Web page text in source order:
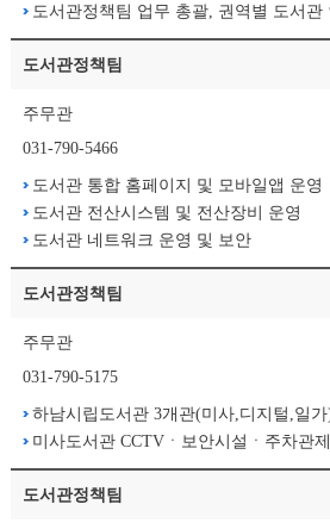
도서관정책팀 업무 총괄, 권역별 도서관
도서관정책팀
주무관
031-790-5466
도서관 통합 홈페이지 및 모바일앱 운영
도서관 전산시스템 및 전산장비 운영
도서관 네트워크 운영 및 보안
도서관정책팀
주무관
031-790-5175
하남시립도서관 3개관(미사,디지털,일
미사도서관 CCTVㆍ보안시설ㆍ주차관
도서관정책팀